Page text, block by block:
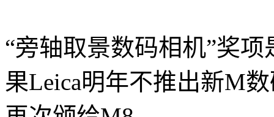
“旁轴取景数码相机”奖
果Leica明年不推出新M